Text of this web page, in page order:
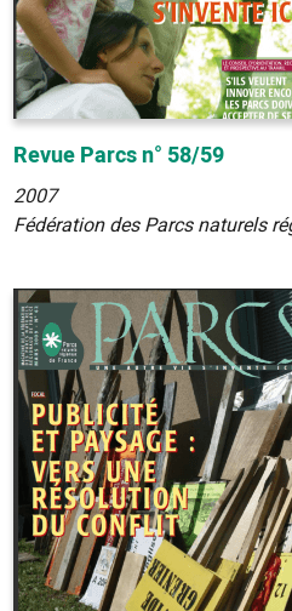
Revue Parcs n° 58/59
2007
Fédération des Parcs naturels